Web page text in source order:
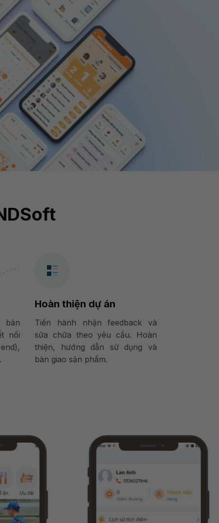
bản
nối
Hoàn thiện dự án
Tiến hành nhận feedback và
sửa chữa theo yêu cầu. Hoàn
thiện, hướng dẫn sử dụng và
bàn giao sản phẩm.